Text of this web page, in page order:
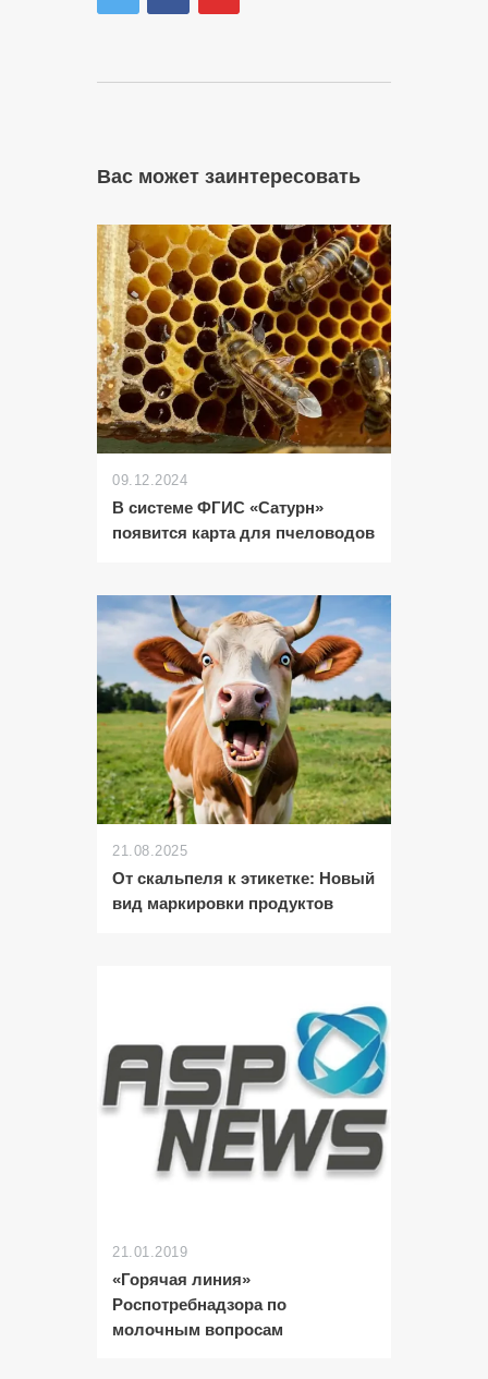
Вас может заинтересовать
09.12.2024
В системе ФГИС «Сатурн»
появится карта для пчеловодов
21.08.2025
От скальпеля к этикетке: Новый
вид маркировки продуктов
21.01.2019
«Горячая линия»
Роспотребнадзора по
молочным вопросам